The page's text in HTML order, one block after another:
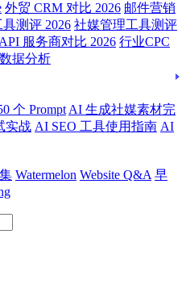
外贸 CRM 对比 2026 邮件营销
测评 2026 社媒管理工具测评
服务商对比 2026 行业CPC
据分析
个 Prompt AI 生成社媒素材完
实战 AI SEO 工具使用指南 AI
Watermelon Website Q&A 早